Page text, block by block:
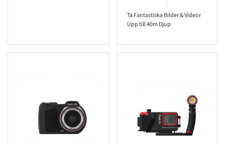
Ta Fantastiska Bilder & Videor
Upp till 40m Djup